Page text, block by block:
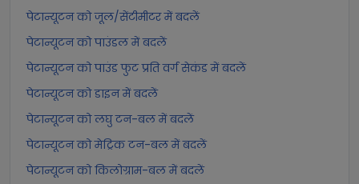
पेटान्यूटन को जूल/सेंटीमीटर में बदलें
पेटान्यूटन को पाउंडल में बदलें
पेटान्यूटन को पाउंड फुट प्रति वर्ग सेकंड में बदलें
पेटान्यूटन को डाइन में बदलें
पेटान्यूटन को लघु टन-बल में बदलें
पेटान्यूटन को मेट्रिक टन-बल में बदलें
पेटान्यूटन को किलोग्राम-बल में बदलें